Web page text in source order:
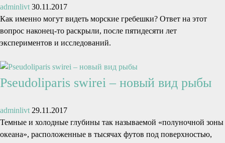
adminlivt 30.11.2017
Как именно могут видеть морские гребешки? Ответ на этот
вопрос наконец-то раскрыли, после пятидесяти лет
экспериментов и исследований.
Pseudoliparis swirei – новый вид рыбы
adminlivt 29.11.2017
Темные и холодные глубины так называемой «полуночной зоны
океана», расположенные в тысячах футов под поверхностью,